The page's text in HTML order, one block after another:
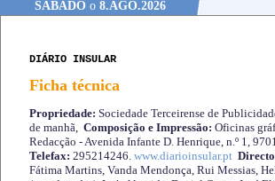
SÁBADOo 8.AGO.2026
DIÁRIO INSULAR
Ficha técnica
Propriedade: Sociedade Terceirense de
de manhã, Composição e Impressão: Oficinas
Redacção - Avenida Infante D. Henrique, n.º 1,
Telefax: 295214246. www.diarioinsular.pt
Fátima Martins, Vanda Mendonça, Rui Messias,